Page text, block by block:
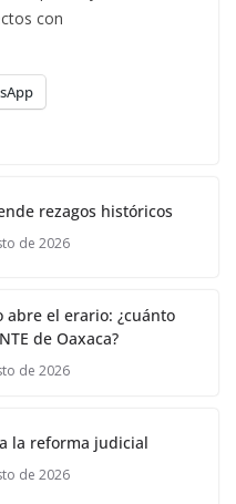
con
rezagos históricos
de 2026
abre el erario: ¿cuánto
de Oaxaca?
de 2026
la reforma judicial
de 2026